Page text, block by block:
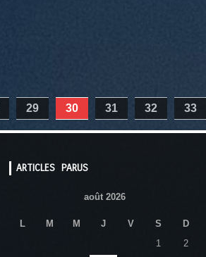
29 30 31 32 33
ARTICLES PARUS
août 2026
L M M J V S
D
1
2